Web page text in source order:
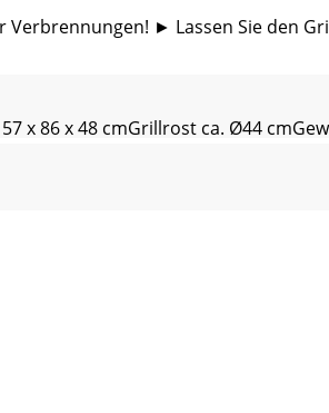
Verbrennungen! ► Lassen Sie den
x 86 x 48 cmGrillrost ca. Ø44